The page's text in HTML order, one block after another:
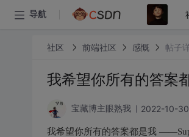
导航
社区 前端社区 感慨 帖子
我希望你所有的答案
宝藏博主眼熟我 2022-10-
我希望你所有的答案都是我